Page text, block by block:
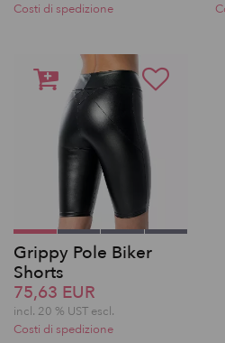
Costi di spedizione
Grippy Pole Biker
Shorts
75,63 EUR
incl. 20 % UST escl.
Costi di spedizione